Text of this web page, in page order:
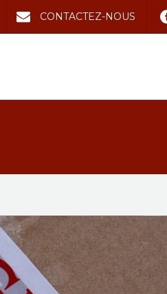
CONTACTEZ-NOUS